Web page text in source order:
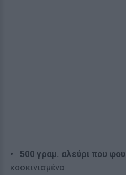
• 500 γραμ. αλεύρι που
κοσκινισμένο